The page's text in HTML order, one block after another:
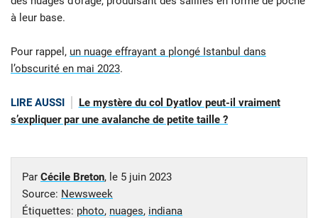
à leur base.
Pour rappel, un nuage effrayant a plongé Istanbul dans
l’obscurité en mai 2023.
LIRE AUSSI
Le mystère du col Dyatlov peut-il vraiment
s’expliquer par une avalanche de petite taille ?
Par Cécile Breton, le 5 juin 2023
Source: Newsweek
Étiquettes: photo, nuages, indiana